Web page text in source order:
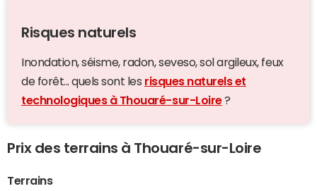
Risques naturels
Inondation, séisme, radon, seveso, sol argileux, feux
de forêt... quels sont les risques naturels et
technologiques à Thouaré-sur-Loire?
Prix des terrains à Thouaré-sur-Loire
Terrains